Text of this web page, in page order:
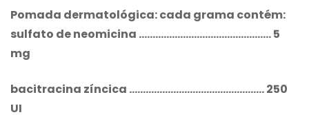
Pomada dermatológica: cada grama contém:
sulfato de neomicina ………………………………………… 5
mg
bacitracina zíncica …………………………………………. 250
UI